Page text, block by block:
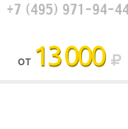
ОТ 13 000